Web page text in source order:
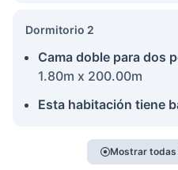
Dormitorio 2
Cama doble para dos
1.80m x 200.00m
Esta habitación tiene
Mostrar todas